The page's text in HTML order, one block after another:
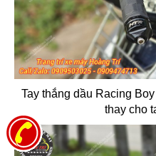
Tay thắng dầu Racing
thay cho